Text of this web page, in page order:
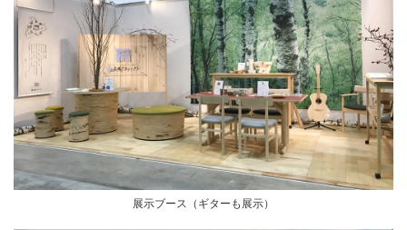
展示ブース（ギターも展示）